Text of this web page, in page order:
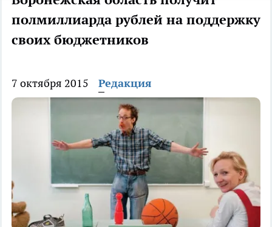
полмиллиарда рублей на поддержку
своих бюджетников
7 октября 2015 Редакция